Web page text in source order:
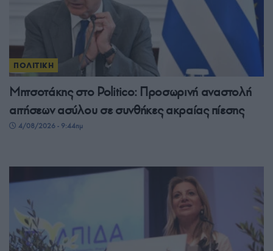
ΠΟΛΙΤΙΚΗ
Μητσοτάκης στο Politico: Προσωρινή αναστολή
αιτήσεων ασύλου σε συνθήκες ακραίας πίεσης
4/08/2026 - 9:44πμ